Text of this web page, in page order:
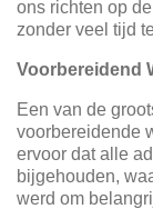
ons richten op
zonder veel tijd
Voorbereidend
Een van de
voorbereidende
ervoor dat alle
bijgehouden,
werd om